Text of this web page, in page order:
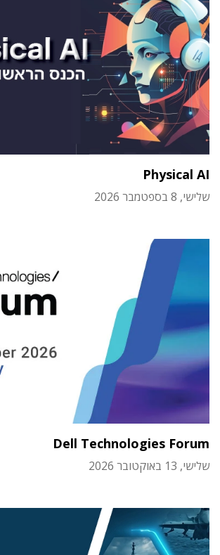
Physical AI
שלישי, 8 בספטמבר 2026
Dell Technologies Forum
שלישי, 13 באוקטובר 2026